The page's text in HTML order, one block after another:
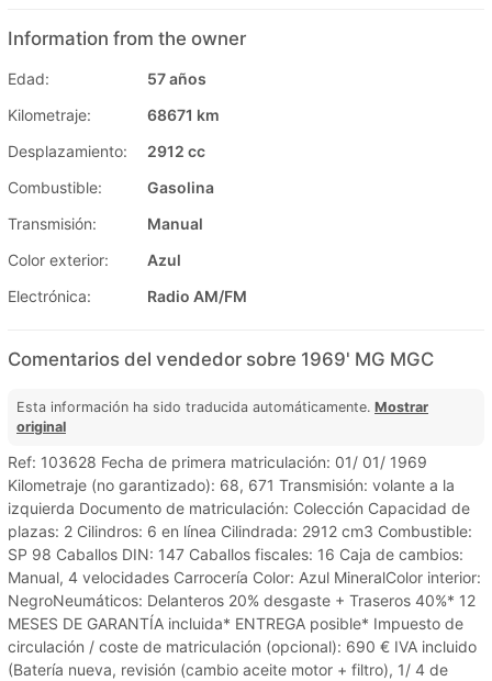
Information from the owner
Edad:
57 años
Kilometraje:
68671 km
Desplazamiento:
2912 cc
Combustible:
Gasolina
Transmisión:
Manual
Color exterior:
Azul
Electrónica:
Radio AM/FM
Comentarios del vendedor sobre 1969' MG MGC
Esta información ha sido traducida automáticamente. Mostrar
original
Ref: 103628 Fecha de primera matriculación: 01/ 01/ 1969
Kilometraje (no garantizado): 68, 671 Transmisión: volante a la
izquierda Documento de matriculación: Colección Capacidad de
plazas: 2 Cilindros: 6 en línea Cilindrada: 2912 cm3 Combustible:
SP 98 Caballos DIN: 147 Caballos fiscales: 16 Caja de cambios:
Manual, 4 velocidades Carrocería Color: Azul MineralColor interior:
NegroNeumáticos: Delanteros 20% desgaste + Traseros 40%* 12
MESES DE GARANTÍA incluida* ENTREGA posible* Impuesto de
circulación / coste de matriculación (opcional): 690 € IVA incluido
(Batería nueva, revisión (cambio aceite motor + filtro), 1/ 4 de